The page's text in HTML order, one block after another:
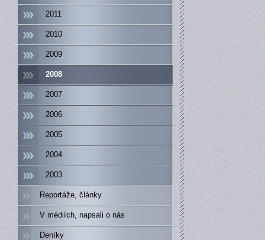
2011
2010
2009
2008
2007
2006
2005
2004
2003
Reportáže, články
V médiích, napsali o nás
Deníky